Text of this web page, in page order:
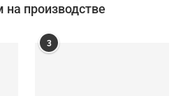
производстве
3